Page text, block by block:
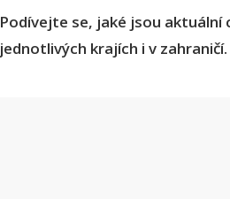
Podívejte se, jaké jsou aktuální
jednotlivých krajích i v zahraničí.